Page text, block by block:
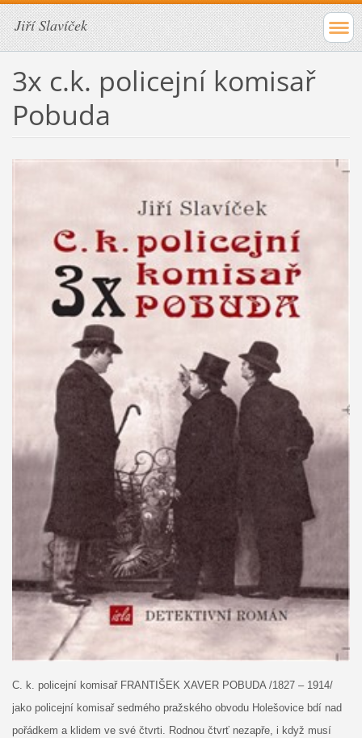
Jiří Slavíček
3x c.k. policejní komisař
Pobuda
C. k. policejní komisař FRANTIŠEK XAVER POBUDA /1827 – 1914/
jako policejní komisař sedmého pražského obvodu Holešovice bdí nad
pořádkem a klidem ve své čtvrti. Rodnou čtvrť nezapře, i když musí